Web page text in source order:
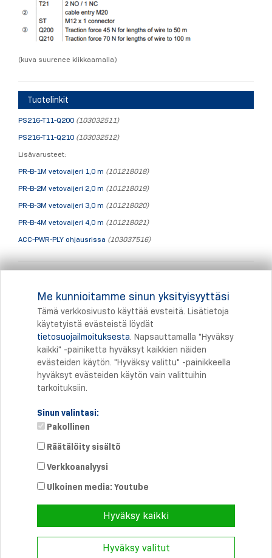
(kuva suurenee klikkaamalla)
Tuotelinkit
PS216-T11-Q200 (103032511)
PS216-T11-Q210 (103032512)
Lisävarusteet:
PR-B-1M vetovaijeri 1,0 m (101218018)
PR-B-2M vetovaijeri 2,0 m (101218019)
PR-B-3M vetovaijeri 3,0 m (101218020)
PR-B-4M vetovaijeri 4,0 m (101218021)
ACC-PWR-PLY ohjausrissa (103037516)
PS216...Q200/Q210 -käyttöohje
Tulostus
Suora yhteys
Puhelin: +358 46 8757704
© 2026 Schmersal Finland · Julkaisutiedot·
Me kunnioitamme sinun yksityisyyttäsi
Tämä verkkosivusto käyttää evsteitä. Lisätietoja
käytetyistä evästeistä löydät
tietosuojailmoituksesta. Napsauttamalla "Hyväksy
kaikki" -painiketta hyväksyt kaikkien näiden
evästeiden käytön. "Hyväksy valittu" -painikkeella
hyväksyt evästeiden käytön vain valittuihin
tarkoituksiin.
Sinun valintasi:
Pakollinen
Räätälöity sisältö
Verkkoanalyysi
Ulkoinen media: Youtube
Hyväksy kaikki
Hyväksy valitut